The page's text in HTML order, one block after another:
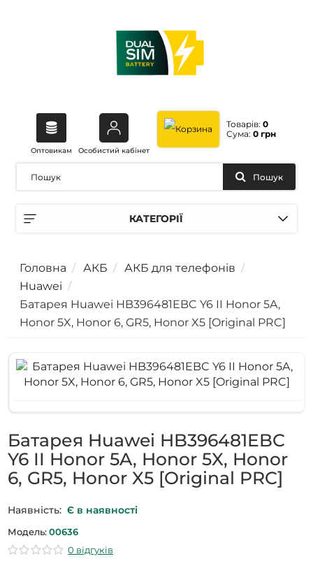
Оптовикам Особистий кабінет
Товарів: 0
Сума: 0 грн
КАТЕГОРІЇ
Пошук
Головна АКБ
АКБ для телефонів
Huawei
Батарея Huawei HB396481EBC Y6 II Honor 5A,
Honor 5X, Honor 6, GR5, Honor X5 [Original PRC]
Батарея Huawei HB396481EBC
Y6 II Honor 5A, Honor 5X, Honor
6, GR5, Honor X5 [Original PRC]
Наявність: Є в наявності
Модель: 00636
0 відгуків